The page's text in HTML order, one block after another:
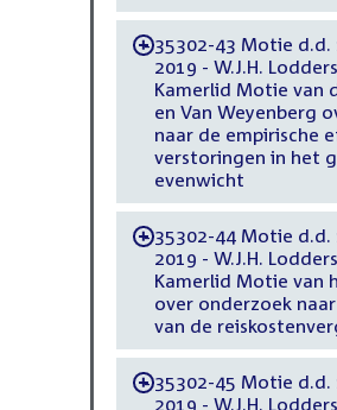
-35302-43 Motie d.d.
2019 - W.J.H.
Kamerlid Motie van
en Van Weyenberg
naar de empirische
verstoringen in het
evenwicht
-35302-44 Motie d.d.
2019 - W.J.H.
Kamerlid Motie van
over onderzoek
van de
-35302-45 Motie d.d.
2019 - W.J.H.